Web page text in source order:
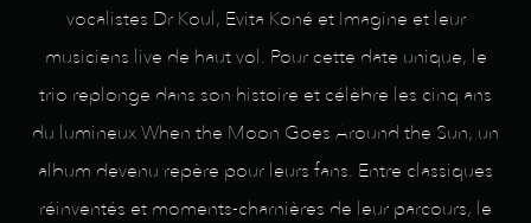
vocalistes Dr Koul, Evita Koné et Imagine et leur
musiciens live de haut vol. Pour cette date unique, le
trio replonge dans son histoire et célèbre les cinq ans
du lumineux When the Moon Goes Around the Sun, un
album devenu repère pour leurs fans. Entre classiques
réinventés et moments-charnières de leur parcours, le